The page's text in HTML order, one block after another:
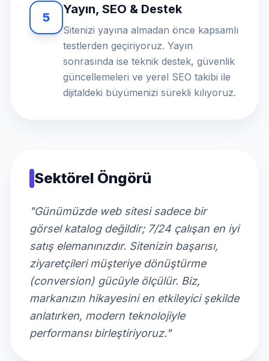
5
Yayın, SEO & Destek
Sitenizi yayına almadan önce kapsamlı
testlerden geçiriyoruz. Yayın
sonrasında ise teknik destek, güvenlik
güncellemeleri ve yerel SEO takibi ile
dijitaldeki büyümenizi sürekli kılıyoruz.
Sektörel Öngörü
"Günümüzde web sitesi sadece bir
görsel katalog değildir; 7/24 çalışan en iyi
satış elemanınızdır. Sitenizin başarısı,
ziyaretçileri müşteriye dönüştürme
(conversion) gücüyle ölçülür. Biz,
markanızın hikayesini en etkileyici şekilde
anlatırken, modern teknolojiyle
performansı birleştiriyoruz."